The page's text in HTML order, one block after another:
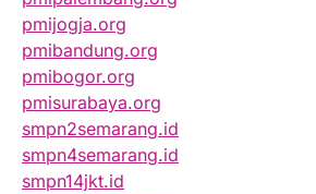
pmijogja.org
pmibandung.org
pmibogor.org
pmisurabaya.org
smpn2semarang.id
smpn4semarang.id
smpn14jkt.id